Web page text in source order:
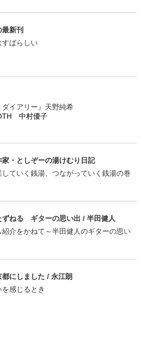
最新刊
すばらしい
ダイアリー』天野純希
中村優子
・としぞーの湯けむり日記
ていく銭湯、つながっていく銭湯の巻
ずねる ギターの思い出 / 半田健人
介をかねて～半田健人のギターの思い
にしました / 永江朗
感じるとき